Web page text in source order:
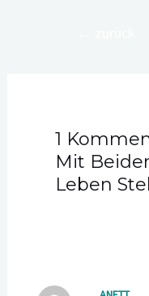
1
Mit
Leben